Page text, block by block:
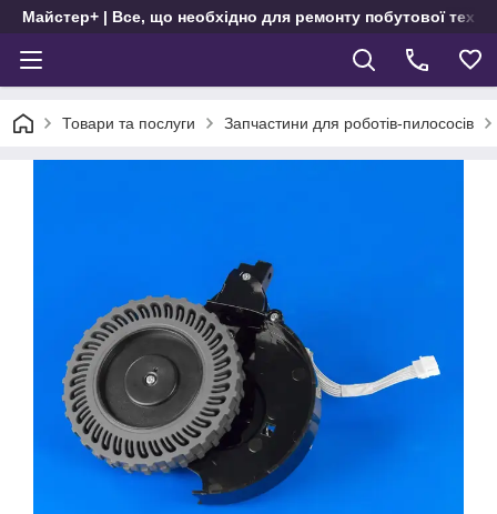
Майстер+ | Все, що необхідно для ремонту побутової
Товари та послуги Запчастини для роботів-пилососів